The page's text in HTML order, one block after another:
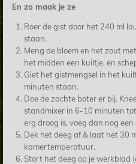
En zo maak je ze
Roer de gist door het 240 ml
staan.
Meng de bloem en het zout
het midden een kuiltje, en
Giet het gistmengsel in het
minuten staan.
Doe de zachte boter er bij.
standmixer in 6-10 minuten
erg droog is, voeg dan nog
Dek het deeg af & laat het 30
kamertemperatuur.
Stort het deeg op je werkblad